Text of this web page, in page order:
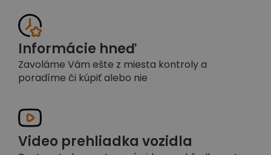
Informácie hneď
Zavoláme Vám ešte z miesta kontroly a
poradíme či kúpiť alebo nie
Video prehliadka vozidla